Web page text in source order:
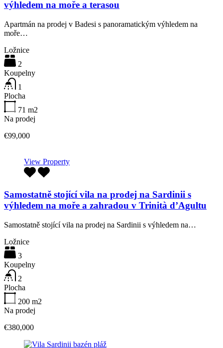
výhledem na moře a terasou
Apartmán na prodej v Badesi s panoramatickým výhledem na
moře…
Ložnice
2
Koupelny
1
Plocha
71 m2
Na prodej
€99,000
View Property
Samostatně stojící vila na prodej na Sardinii s
výhledem na moře a zahradou v Trinità d’Agultu
Samostatně stojící vila na prodej na Sardinii s výhledem na…
Ložnice
3
Koupelny
2
Plocha
200 m2
Na prodej
€380,000